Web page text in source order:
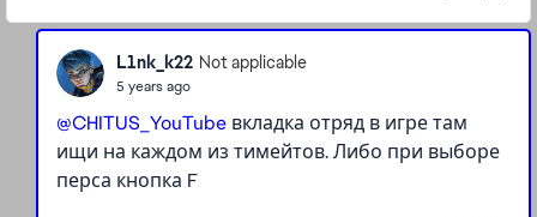
L1nk_k22 Not applicable
5 years ago
@CHITUS_YouTube вкладка отряд в игре там
ищи на каждом из тимейтов. Либо при выборе
перса кнопка F